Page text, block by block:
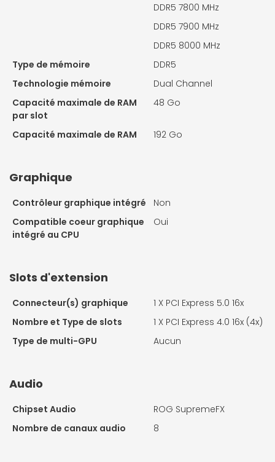
DDR5 7800 MHz
DDR5 7900 MHz
DDR5 8000 MHz
Type de mémoire
DDR5
Technologie mémoire
Dual Channel
Capacité maximale de RAM
par slot
48 Go
Capacité maximale de RAM 192 Go
Graphique
Contrôleur graphique intégré
Non
Compatible coeur graphique
intégré au CPU
Oui
Slots d'extension
Connecteur(s) graphique 1 X PCI Express 5.0 16x
Nombre et Type de slots
1 X PCI Express 4.0 16x (4x)
Type de multi-GPU
Aucun
Audio
Chipset Audio
ROG SupremeFX
Nombre de canaux audio
8